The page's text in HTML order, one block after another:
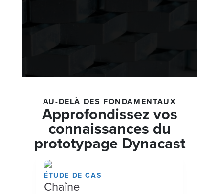
AU-DELÀ DES FONDAMENTAUX
Approfondissez vos
connaissances du
prototypage Dynacast
ÉTUDE DE CAS
Chaîne